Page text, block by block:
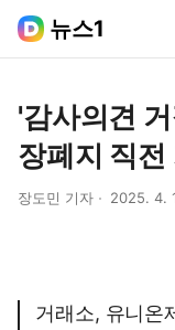
뉴스1
'감사의견
장폐지 직전
장도민 기자 2025. 4.
거래소, 유니온